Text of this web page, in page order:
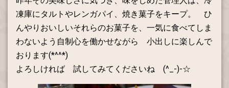
凍庫にタルトやレンガパイ、焼き菓子をキープ。 ひ
んやりおいしいそれらのお菓子を、一気に食べてしま
わないよう自制心を働かせながら 小出しに楽しんで
おります(*^^*)
よろしければ 試してみてくださいね (^_-)-☆